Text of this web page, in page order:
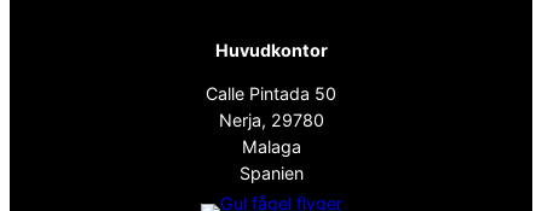
Huvudkontor
Calle Pintada 50
Nerja, 29780
Malaga
Spanien